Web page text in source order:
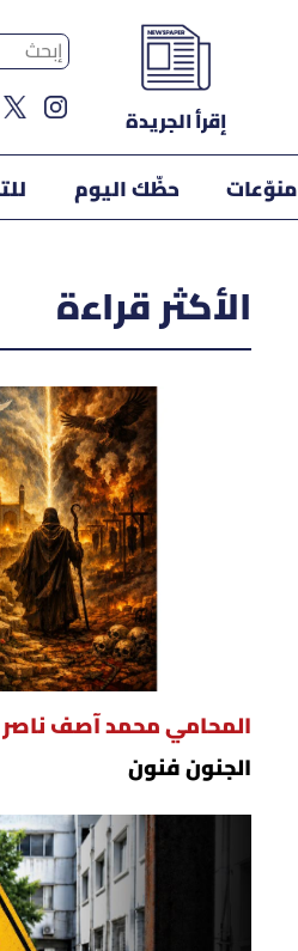
إقرأ الجريدة
منوّعات حظّك اليوم
الأكثر قراءة
المحامي محمد آصف ناصر
الجنون فنون